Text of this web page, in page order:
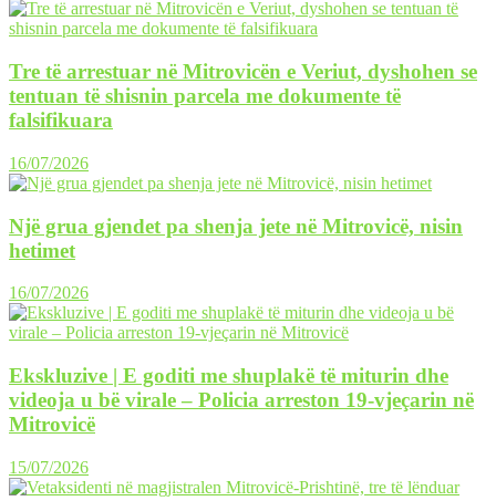
Tre të arrestuar në Mitrovicën e Veriut, dyshohen se
tentuan të shisnin parcela me dokumente të
falsifikuara
16/07/2026
Një grua gjendet pa shenja jete në Mitrovicë, nisin
hetimet
16/07/2026
Ekskluzive | E goditi me shuplakë të miturin dhe
videoja u bë virale – Policia arreston 19-vjeçarin në
Mitrovicë
15/07/2026